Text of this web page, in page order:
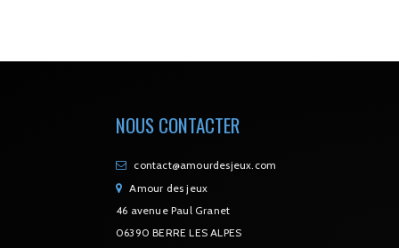
NOUS CONTACTER
contact@amourdesjeux.com
Amour des jeux
46 avenue Paul Granet
06390 BERRE LES ALPES